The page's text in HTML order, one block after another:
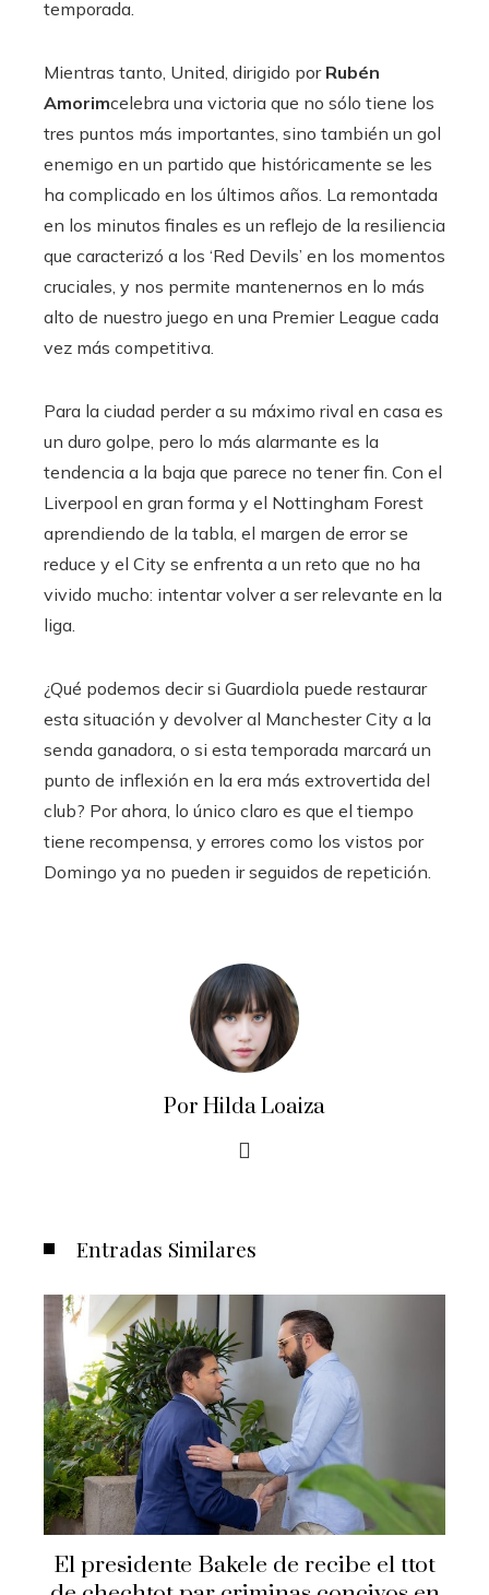
temporada.
Mientras tanto, United, dirigido por Rubén
Amorimcelebra una victoria que no sólo tiene los
tres puntos más importantes, sino también un gol
enemigo en un partido que históricamente se les
ha complicado en los últimos años. La remontada
en los minutos finales es un reflejo de la resiliencia
que caracterizó a los ‘Red Devils’ en los momentos
cruciales, y nos permite mantenernos en lo más
alto de nuestro juego en una Premier League cada
vez más competitiva.
Para la ciudad perder a su máximo rival en casa es
un duro golpe, pero lo más alarmante es la
tendencia a la baja que parece no tener fin. Con el
Liverpool en gran forma y el Nottingham Forest
aprendiendo de la tabla, el margen de error se
reduce y el City se enfrenta a un reto que no ha
vivido mucho: intentar volver a ser relevante en la
liga.
¿Qué podemos decir si Guardiola puede restaurar
esta situación y devolver al Manchester City a la
senda ganadora, o si esta temporada marcará un
punto de inflexión en la era más extrovertida del
club? Por ahora, lo único claro es que el tiempo
tiene recompensa, y errores como los vistos por
Domingo ya no pueden ir seguidos de repetición.
Por Hilda Loaiza
Entradas Similares
Secretario de Estado Marco Rubio
visita El Salvador